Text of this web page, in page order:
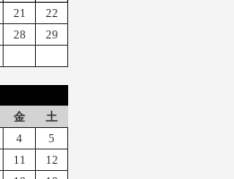
21
22
28
29
金
土
4
5
11
12